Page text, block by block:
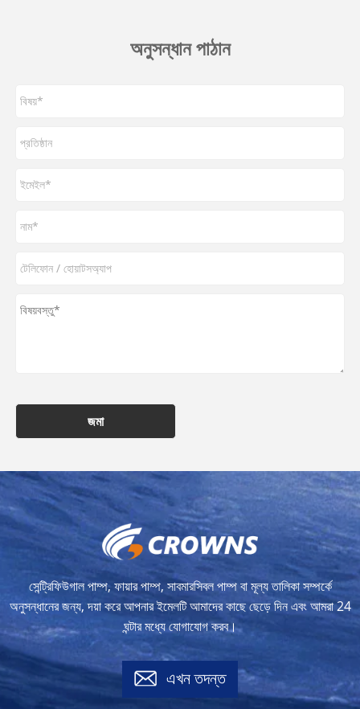
অনুসন্ধান পাঠান
জমা
সেন্ট্রিফিউগাল পাম্প, ফায়ার পাম্প, সাবমারসিবল পাম্প বা মূল্য তালিকা সম্পর্কে
অনুসন্ধানের জন্য, দয়া করে আপনার ইমেলটি আমাদের কাছে ছেড়ে দিন এবং আমরা 24
ঘন্টার মধ্যে যোগাযোগ করব।
এখন তদন্ত